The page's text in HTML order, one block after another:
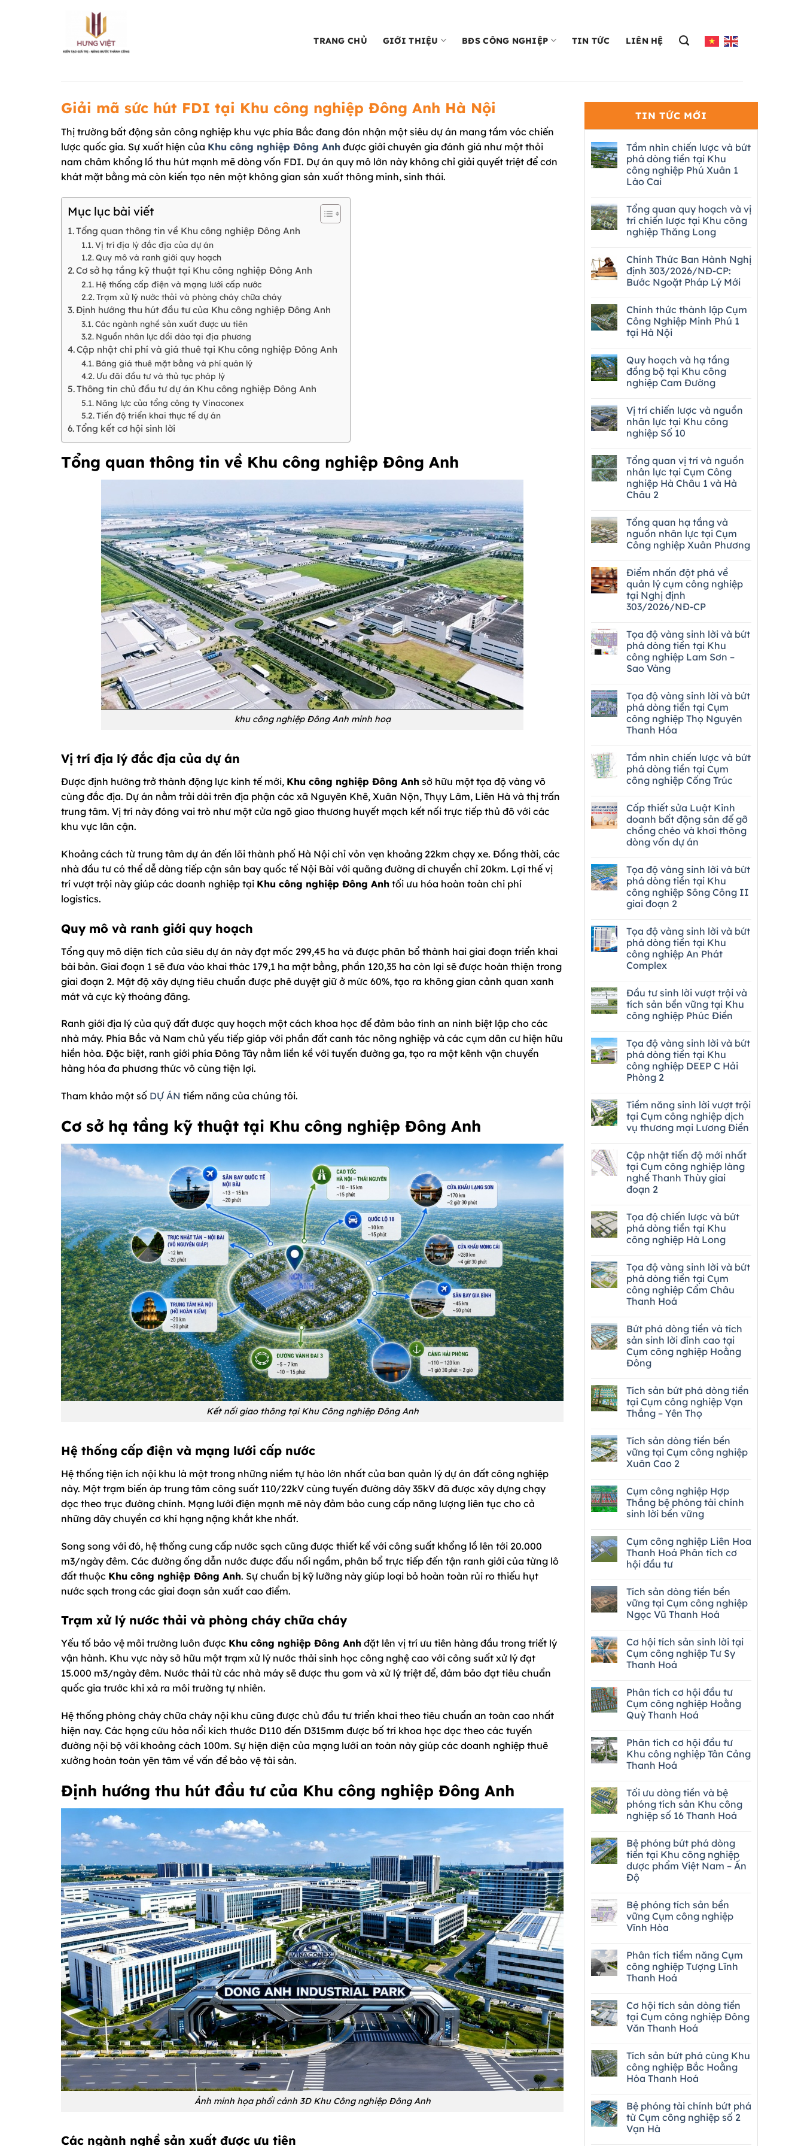
TRANG CHỦ GIỚI THIỆU BĐS CÔNG NGHIỆP TIN TỨC LIÊN HỆ
Giải mã sức hút FDI tại Khu công nghiệp Đông Anh Hà Nội
Thị trường bất động sản công nghiệp khu vực phía Bắc đang đón nhận một siêu dự án mang tầm vóc chiến
lược quốc gia. Sự xuất hiện của Khu công nghiệp Đông Anh được giới chuyên gia đánh giá như một thỏi
nam châm khổng lồ thu hút mạnh mẽ dòng vốn FDI. Dự án quy mô lớn này không chỉ giải quyết triệt để cơn
khát mặt bằng mà còn kiến tạo nên một không gian sản xuất thông minh, sinh thái.
Mục lục bài viết
Tổng quan thông tin về Khu công nghiệp Đông Anh
Vị trí địa lý đắc địa của dự án
Quy mô và ranh giới quy hoạch
Cơ sở hạ tầng kỹ thuật tại Khu công nghiệp Đông Anh
Hệ thống cấp điện và mạng lưới cấp nước
Trạm xử lý nước thải và phòng cháy chữa cháy
Định hướng thu hút đầu tư của Khu công nghiệp Đông Anh
Các ngành nghề sản xuất được ưu tiên
Nguồn nhân lực dồi dào tại địa phương
Cập nhật chi phí và giá thuê tại Khu công nghiệp Đông Anh
Bảng giá thuê mặt bằng và phí quản lý
Ưu đãi đầu tư và thủ tục pháp lý
Thông tin chủ đầu tư dự án Khu công nghiệp Đông Anh
Năng lực của tổng công ty Vinaconex
Tiến độ triển khai thực tế dự án
Tổng kết cơ hội sinh lời
Tổng quan thông tin về Khu công nghiệp Đông Anh
khu công nghiệp Đông Anh minh hoạ
Vị trí địa lý đắc địa của dự án
Được định hướng trở thành động lực kinh tế mới, Khu công nghiệp Đông Anh sở hữu một tọa độ vàng vô
cùng đắc địa. Dự án nằm trải dài trên địa phận các xã Nguyên Khê, Xuân Nộn, Thụy Lâm, Liên Hà và thị trấn
trung tâm. Vị trí này đóng vai trò như một cửa ngõ giao thương huyết mạch kết nối trực tiếp thủ đô với các
khu vực lân cận.
Khoảng cách từ trung tâm dự án đến lõi thành phố Hà Nội chỉ vỏn vẹn khoảng 22km chạy xe. Đồng thời, các
nhà đầu tư có thể dễ dàng tiếp cận sân bay quốc tế Nội Bài với quãng đường di chuyển chỉ 20km. Lợi thế vị
trí vượt trội này giúp các doanh nghiệp tại Khu công nghiệp Đông Anh tối ưu hóa hoàn toàn chi phí
logistics.
Quy mô và ranh giới quy hoạch
Tổng quy mô diện tích của siêu dự án này đạt mốc 299,45 ha và được phân bổ thành hai giai đoạn triển khai
bài bản. Giai đoạn 1 sẽ đưa vào khai thác 179,1 ha mặt bằng, phần 120,35 ha còn lại sẽ được hoàn thiện trong
giai đoạn 2. Mật độ xây dựng tiêu chuẩn được phê duyệt giữ ở mức 60%, tạo ra không gian cảnh quan xanh
mát và cực kỳ thoáng đãng.
Ranh giới địa lý của quỹ đất được quy hoạch một cách khoa học để đảm bảo tính an ninh biệt lập cho các
nhà máy. Phía Bắc và Nam chủ yếu tiếp giáp với phần đất canh tác nông nghiệp và các cụm dân cư hiện hữu
hiền hòa. Đặc biệt, ranh giới phía Đông Tây nằm liền kề với tuyến đường ga, tạo ra một kênh vận chuyển
hàng hóa đa phương thức vô cùng tiện lợi.
Tham khảo một số DỰ ÁN tiềm năng của chúng tôi.
Cơ sở hạ tầng kỹ thuật tại Khu công nghiệp Đông Anh
Kết nối giao thông tại Khu Công nghiệp Đông Anh
Hệ thống cấp điện và mạng lưới cấp nước
Hệ thống tiện ích nội khu là một trong những niềm tự hào lớn nhất của ban quản lý dự án đất công nghiệp
này. Một trạm biến áp trung tâm công suất 110/22kV cùng tuyến đường dây 35kV đã được xây dựng chạy
dọc theo trục đường chính. Mạng lưới điện mạnh mẽ này đảm bảo cung cấp năng lượng liên tục cho cả
những dây chuyền cơ khí hạng nặng khắt khe nhất.
Song song với đó, hệ thống cung cấp nước sạch cũng được thiết kế với công suất khổng lồ lên tới 20.000
m3/ngày đêm. Các đường ống dẫn nước được đấu nối ngầm, phân bổ trực tiếp đến tận ranh giới của từng lô
đất thuộc Khu công nghiệp Đông Anh. Sự chuẩn bị kỹ lưỡng này giúp loại bỏ hoàn toàn rủi ro thiếu hụt
nước sạch trong các giai đoạn sản xuất cao điểm.
Trạm xử lý nước thải và phòng cháy chữa cháy
Yếu tố bảo vệ môi trường luôn được Khu công nghiệp Đông Anh đặt lên vị trí ưu tiên hàng đầu trong triết lý
vận hành. Khu vực này sở hữu một trạm xử lý nước thải sinh học công nghệ cao với công suất xử lý đạt
15.000 m3/ngày đêm. Nước thải từ các nhà máy sẽ được thu gom và xử lý triệt để, đảm bảo đạt tiêu chuẩn
quốc gia trước khi xả ra môi trường tự nhiên.
Hệ thống phòng cháy chữa cháy nội khu cũng được chủ đầu tư triển khai theo tiêu chuẩn an toàn cao nhất
hiện nay. Các họng cứu hỏa nổi kích thước D110 đến D315mm được bố trí khoa học dọc theo các tuyến
đường nội bộ với khoảng cách 100m. Sự hiện diện của mạng lưới an toàn này giúp các doanh nghiệp thuê
xưởng hoàn toàn yên tâm về vấn đề bảo vệ tài sản.
Định hướng thu hút đầu tư của Khu công nghiệp Đông Anh
Ảnh minh họa phối cảnh 3D Khu Công nghiệp Đông Anh
Các ngành nghề sản xuất được ưu tiên
TIN TỨC MỚI
Tầm nhìn chiến lược và bứt
phá dòng tiền tại Khu
công nghiệp Phú Xuân 1
Lào Cai
Tổng quan quy hoạch và vị
trí chiến lược tại Khu công
nghiệp Thăng Long
Chính Thức Ban Hành Nghị
định 303/2026/NĐ-CP:
Bước Ngoặt Pháp Lý Mới
Chính thức thành lập Cụm
Công Nghiệp Minh Phú 1
tại Hà Nội
Quy hoạch và hạ tầng
đồng bộ tại Khu công
nghiệp Cam Đường
Vị trí chiến lược và nguồn
nhân lực tại Khu công
nghiệp Số 10
Tổng quan vị trí và nguồn
nhân lực tại Cụm Công
nghiệp Hà Châu 1 và Hà
Châu 2
Tổng quan hạ tầng và
nguồn nhân lực tại Cụm
Công nghiệp Xuân Phương
Điểm nhấn đột phá về
quản lý cụm công nghiệp
tại Nghị định
303/2026/NĐ-CP
Tọa độ vàng sinh lời và bứt
phá dòng tiền tại Khu
công nghiệp Lam Sơn –
Sao Vàng
Tọa độ vàng sinh lời và bứt
phá dòng tiền tại Cụm
công nghiệp Thọ Nguyên
Thanh Hóa
Tầm nhìn chiến lược và bứt
phá dòng tiền tại Cụm
công nghiệp Cống Trúc
Cấp thiết sửa Luật Kinh
doanh bất động sản để gỡ
chồng chéo và khơi thông
dòng vốn dự án
Tọa độ vàng sinh lời và bứt
phá dòng tiền tại Khu
công nghiệp Sông Công II
giai đoạn 2
Tọa độ vàng sinh lời và bứt
phá dòng tiền tại Khu
công nghiệp An Phát
Complex
Đầu tư sinh lời vượt trội và
tích sản bền vững tại Khu
công nghiệp Phúc Điền
Tọa độ vàng sinh lời và bứt
phá dòng tiền tại Khu
công nghiệp DEEP C Hải
Phòng 2
Tiềm năng sinh lời vượt trội
tại Cụm công nghiệp dịch
vụ thương mại Lương Điền
Cập nhật tiến độ mới nhất
tại Cụm công nghiệp làng
nghề Thanh Thùy giai
đoạn 2
Tọa độ chiến lược và bứt
phá dòng tiền tại Khu
công nghiệp Hà Long
Tọa độ vàng sinh lời và bứt
phá dòng tiền tại Cụm
công nghiệp Cẩm Châu
Thanh Hoá
Bứt phá dòng tiền và tích
sản sinh lời đỉnh cao tại
Cụm công nghiệp Hoằng
Đông
Tích sản bứt phá dòng tiền
tại Cụm công nghiệp Vạn
Thắng – Yên Thọ
Tích sản dòng tiền bền
vững tại Cụm công nghiệp
Xuân Cao 2
Cụm công nghiệp Hợp
Thắng bệ phóng tài chính
sinh lời bền vững
Cụm công nghiệp Liên Hoa
Thanh Hoá Phân tích cơ
hội đầu tư
Tích sản dòng tiền bền
vững tại Cụm công nghiệp
Ngọc Vũ Thanh Hoá
Cơ hội tích sản sinh lời tại
Cụm công nghiệp Tư Sy
Thanh Hoá
Phân tích cơ hội đầu tư
Cụm công nghiệp Hoằng
Quỳ Thanh Hoá
Phân tích cơ hội đầu tư
Khu công nghiệp Tân Cảng
Thanh Hoá
Tối ưu dòng tiền và bệ
phóng tích sản Khu công
nghiệp số 16 Thanh Hoá
Bệ phóng bứt phá dòng
tiền tại Khu công nghiệp
dược phẩm Việt Nam – Ấn
Độ
Bệ phóng tích sản bền
vững Cụm công nghiệp
Vĩnh Hòa
Phân tích tiềm năng Cụm
công nghiệp Tượng Lĩnh
Thanh Hoá
Cơ hội tích sản dòng tiền
tại Cụm công nghiệp Đông
Văn Thanh Hoá
Tích sản bứt phá cùng Khu
công nghiệp Bắc Hoằng
Hóa Thanh Hoá
Bệ phóng tài chính bứt phá
từ Cụm công nghiệp số 2
Vạn Hà